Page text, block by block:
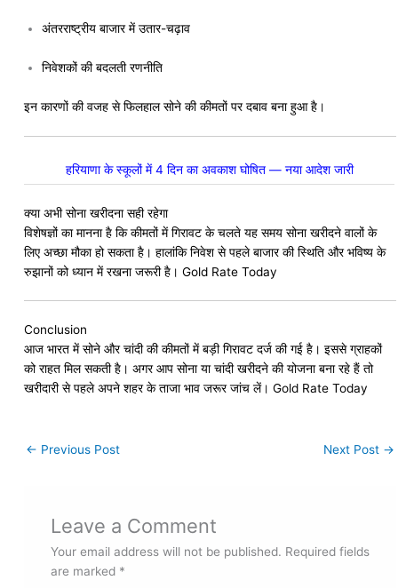
अंतरराष्ट्रीय बाजार में उतार-चढ़ाव
निवेशकों की बदलती रणनीति
इन कारणों की वजह से फिलहाल सोने की कीमतों पर दबाव बना हुआ है।
हरियाणा के स्कूलों में 4 दिन का अवकाश घोषित — नया आदेश जारी
क्या अभी सोना खरीदना सही रहेगा
विशेषज्ञों का मानना है कि कीमतों में गिरावट के चलते यह समय सोना खरीदने वालों के
लिए अच्छा मौका हो सकता है। हालांकि निवेश से पहले बाजार की स्थिति और भविष्य के
रुझानों को ध्यान में रखना जरूरी है। Gold Rate Today
Conclusion
आज भारत में सोने और चांदी की कीमतों में बड़ी गिरावट दर्ज की गई है। इससे ग्राहकों
को राहत मिल सकती है। अगर आप सोना या चांदी खरीदने की योजना बना रहे हैं तो
खरीदारी से पहले अपने शहर के ताजा भाव जरूर जांच लें। Gold Rate Today
← Previous Post Next Post →
Leave a Comment
Your email address will not be published. Required fields
are marked *